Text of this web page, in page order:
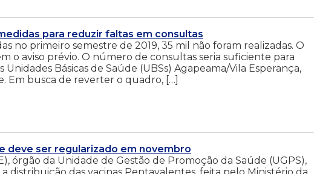
para reduzir faltas em consultas
no primeiro semestre de 2019, 35 mil não foram realizadas. O
o aviso prévio. O número de consultas seria suficiente para
Unidades Básicas de Saúde (UBSs) Agapeama/Vila Esperança,
Em busca de reverter o quadro, […]
deve ser regularizado em novembro
órgão da Unidade de Gestão de Promoção da Saúde (UGPS),
distribuição das vacinas Pentavalentes, feita pelo Ministério da